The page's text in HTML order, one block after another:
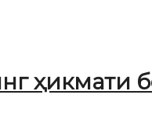
ҳикмати